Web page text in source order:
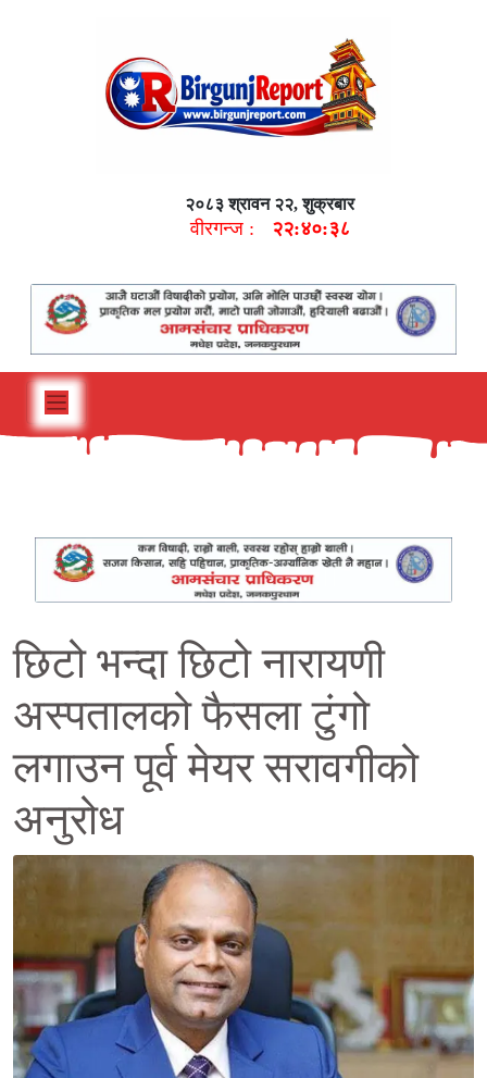
२०८३ श्रावन २२, शुक्रबार
वीरगन्ज : २२:४०:३९
छिटो भन्दा छिटो नारायणी
अस्पतालको फैसला टुंगो
लगाउन पूर्व मेयर सरावगीको
अनुरोध